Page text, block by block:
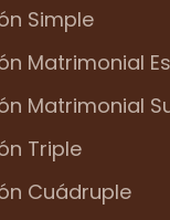
Simple
Matrimonial
Matrimonial
Triple
Cuádruple